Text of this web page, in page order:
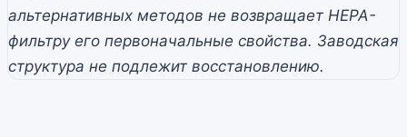
альтернативных методов не возвращает HEPA-
фильтру его первоначальные свойства. Заводская
структура не подлежит восстановлению.